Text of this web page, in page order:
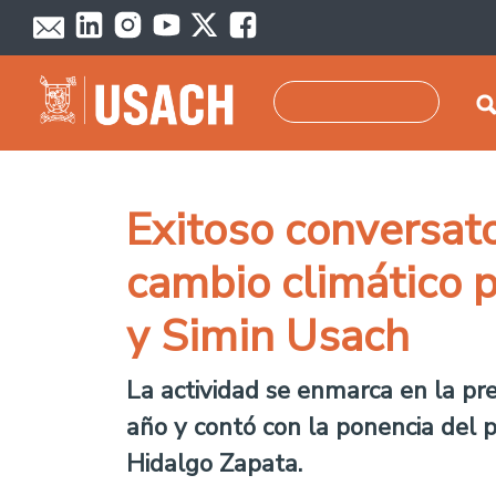
Pasar al contenido principal
Exitoso
cambio climático
y Simin Usach
La actividad se enmarca en la
año y contó con la ponencia del
Hidalgo Zapata.